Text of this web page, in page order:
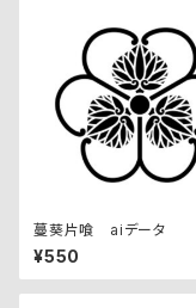
蔓葵片喰 aiデータ
¥550